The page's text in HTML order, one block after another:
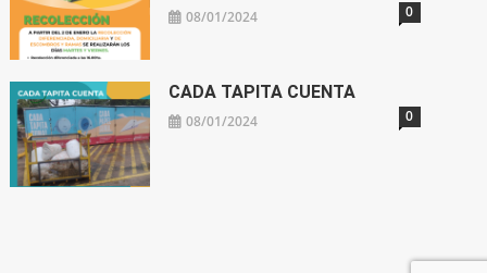
08/01/2024 0
CADA TAPITA CUENTA
08/01/2024 0